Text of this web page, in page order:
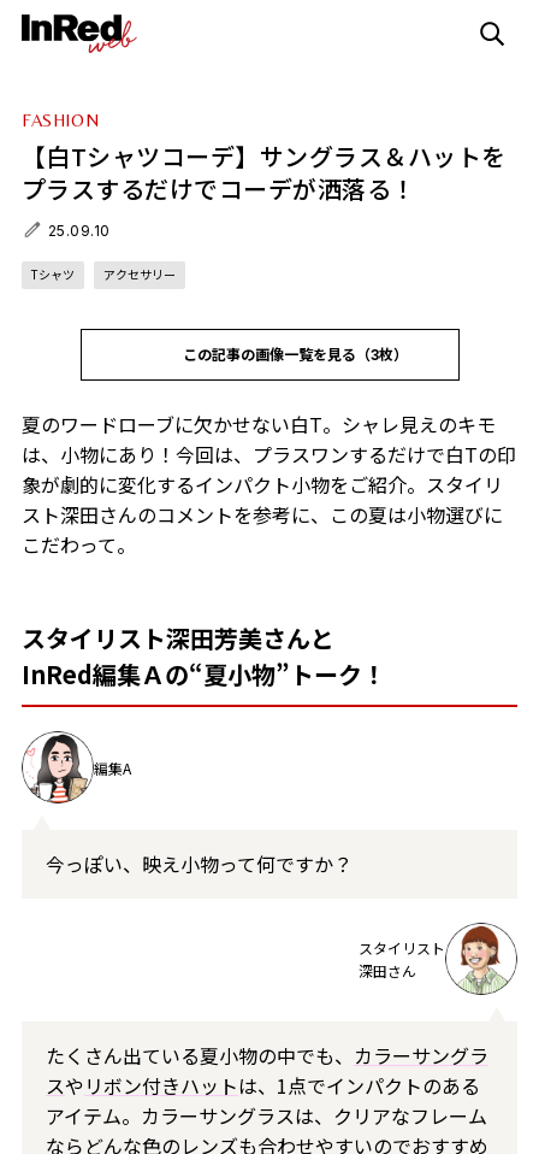
FASHION
【白Tシャツコーデ】サングラス＆ハットを
プラスするだけでコーデが洒落る！
25.09.10
Tシャツ アクセサリー
この記事の画像一覧を見る（3枚）
夏のワードローブに欠かせない白T。シャレ見えのキモ
は、小物にあり！今回は、プラスワンするだけで白Tの印
象が劇的に変化するインパクト小物をご紹介。スタイリ
スト深田さんのコメントを参考に、この夏は小物選びに
こだわって。
スタイリスト深田芳美さんと
InRed編集Ａの“夏小物”トーク！
編集A
今っぽい、映え小物って何ですか？
スタイリスト
深田さん
たくさん出ている夏小物の中でも、 カラーサングラ
スやリボン付きハットは、1点でインパクトのある
アイテム。カラーサングラスは、クリアなフレーム
ならどんな色のレンズも合わせやすいのでおすすめ